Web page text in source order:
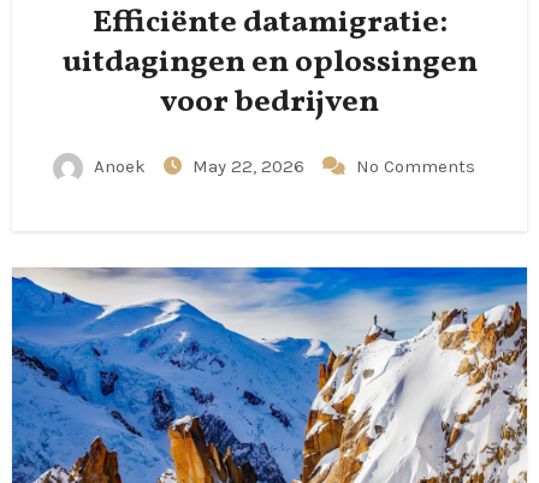
Efficiënte datamigratie:
uitdagingen en oplossingen
voor bedrijven
Anoek May 22, 2026 No Comments